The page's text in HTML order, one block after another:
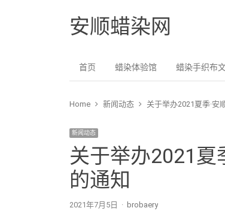
安顺蜡染网
首页 蜡染体验馆 蜡染手织布
Home 新闻动态 关于举办2021夏季·安
新闻动态
关于举办2021夏
的通知
2021年7月5日 Author
brobaery